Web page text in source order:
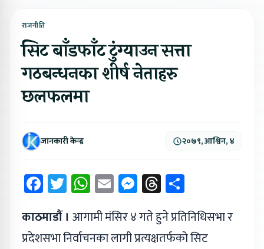
राजनीति
सिट बाँडफाँट टुंग्याउन सत्ता
गठबन्धनका शीर्ष नेताहरु
छलफलमा
जानकारी केन्द्र २०७९, आश्विन, ४
Facebook
Twitter
WhatsApp
EmailMessenger
Threads
काठमाडौं । आगामी मंसिर ४ गते हुने प्रतिनिधिसभा र
प्रदेशसभा निर्वाचनका लागी प्रत्यक्षतर्फको सिट